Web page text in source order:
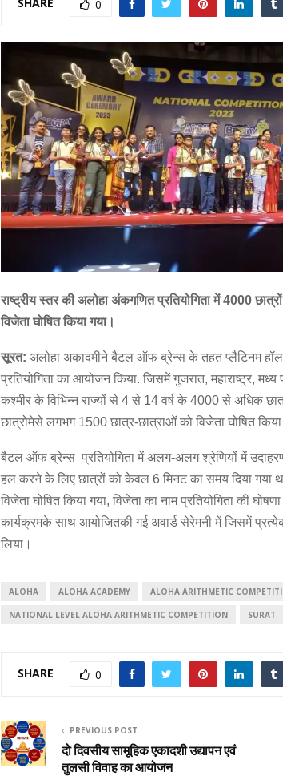
0
राष्ट्रीय स्तर की अलोहा अंकगणित प्रतियोगिता में 4000
विजेता घोषित किया गया।
सूरत: अलोहा अकादमीने बैटल ऑफ ब्रेन्स के तहत प्लैटिनम
प्रतियोगिता का आयोजन किया. जिसमें गुजरात, महाराष्ट्र,
कश्मीर के विभिन्न राज्यों से 4 से 14 वर्ष के 4000 से अधिक
छात्रोमेसे लगभग 1500 छात्र-छात्राओं को विजेता घोषित किया
बैटल ऑफ ब्रेन्स प्रतियोगिता में अलग-अलग श्रेणियों में
हल करने के लिए छात्रों को केवल 6 मिनट का समय दिया गया
विजेता घोषित किया गया, विजेता का नाम प्रतियोगिता की
कार्यक्रमके साथ आयोजितकी गई अवार्ड सेरेमनी में जिसमें
लिया।
ALOHA ALOHA ACADEMY ALOHA ARITHMETIC
NATIONAL LEVEL ALOHA ARITHMETIC COMPETITION SURAT
SHARE 0
PREVIOUS POST
दो दिवसीय सामूहिक एकादशी उद्यापन एवं
तुलसी विवाह का आयोजन